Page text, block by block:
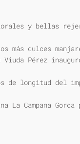
y bellas
más dulces
Viuda Pérez
de longitud del
Campana